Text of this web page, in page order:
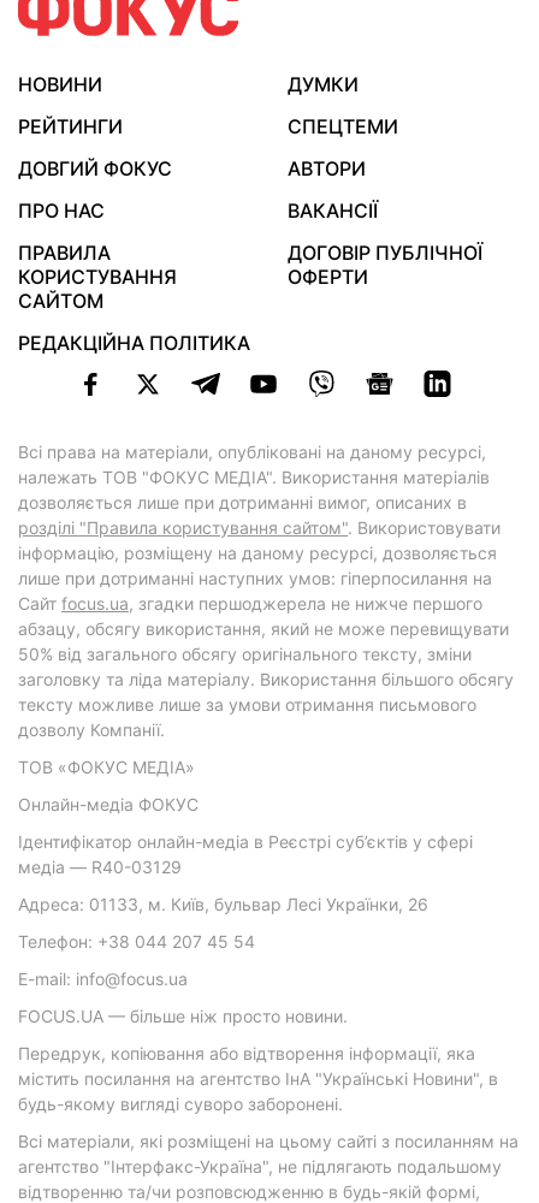
НОВИНИ
ДУМКИ
РЕЙТИНГИ
СПЕЦТЕМИ
ДОВГИЙ ФОКУС
АВТОРИ
ПРО НАС
ВАКАНСІЇ
ПРАВИЛА
КОРИСТУВАННЯ
САЙТОМ
ДОГОВІР ПУБЛІЧНОЇ
ОФЕРТИ
РЕДАКЦІЙНА ПОЛІТИКА
Всі права на матеріали, опубліковані на даному ресурсі,
належать ТОВ "ФОКУС МЕДІА". Використання матеріалів
дозволяється лише при дотриманні вимог, описаних в
розділі "Правила користування сайтом". Використовувати
інформацію, розміщену на даному ресурсі, дозволяється
лише при дотриманні наступних умов: гіперпосилання на
Cайт focus.ua, згадки першоджерела не нижче першого
абзацу, обсягу використання, який не може перевищувати
50% від загального обсягу оригінального тексту, зміни
заголовку та ліда матеріалу. Використання більшого обсягу
тексту можливе лише за умови отримання письмового
дозволу Компанії.
ТОВ «ФОКУС МЕДІА»
Онлайн-медіа ФОКУС
Ідентифікатор онлайн-медіа в Реєстрі суб’єктів у сфері
медіа — R40-03129
Адреса: 01133, м. Київ, бульвар Лесі Українки, 26
Телефон: +38 044 207 45 54
E-mail: info@focus.ua
FOCUS.UA — більше ніж просто новини.
Передрук, копіювання або відтворення інформації, яка
містить посилання на агентство ІнА "Українські Новини", в
будь-якому вигляді суворо заборонені.
Всі матеріали, які розміщені на цьому сайті з посиланням на
агентство "Інтерфакс-Україна", не підлягають подальшому
відтворенню та/чи розповсюдженню в будь-якій формі,